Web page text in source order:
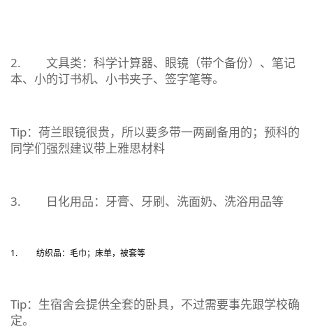
2. 文具类：科学计算器、眼镜（带个备份）、笔记
本、小的订书机、小书夹子、签字笔等。
Tip：荷兰眼镜很贵，所以要多带一两副备用的；预科的
同学们强烈建议带上雅思材料
3. 日化用品：牙膏、牙刷、洗面奶、洗浴用品等
纺织品：毛巾；床单，被套等
Tip：生宿舍会提供全套的卧具，不过需要事先跟学校确
定。